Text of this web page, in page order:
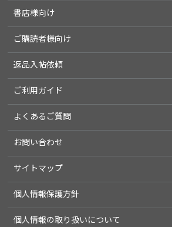
書店様向け
ご購読者様向け
返品入帖依頼
ご利用ガイド
よくあるご質問
お問い合わせ
サイトマップ
個人情報保護方針
個人情報の取り扱いについて